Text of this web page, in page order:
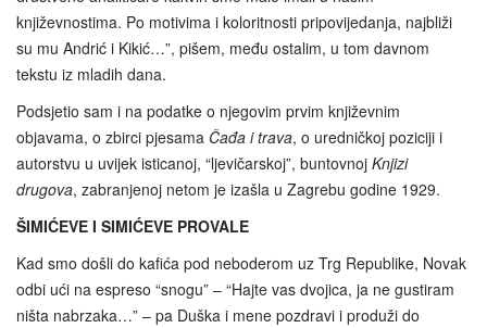
književnostima. Po motivima i koloritnosti pripovijedanja, najbliži
su mu Andrić i Kikić…”, pišem, među ostalim, u tom davnom
tekstu iz mladih dana.
Podsjetio sam i na podatke o njegovim prvim književnim
objavama, o zbirci pjesama Čađa i trava, o uredničkoj poziciji i
autorstvu u uvijek isticanoj, “ljevičarskoj”, buntovnoj Knjizi
drugova, zabranjenoj netom je izašla u Zagrebu godine 1929.
ŠIMIĆEVE I SIMIĆEVE PROVALE
Kad smo došli do kafića pod neboderom uz Trg Republike, Novak
odbi ući na espreso “snogu” – “Hajte vas dvojica, ja ne gustiram
ništa nabrzaka…” – pa Duška i mene pozdravi i produži do